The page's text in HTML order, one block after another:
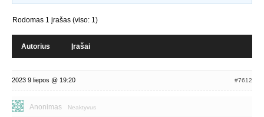
Rodomas 1 įrašas (viso: 1)
Autorius Įrašai
2023 9 liepos @ 19:20 #7612
Anonimas Neaktyvus